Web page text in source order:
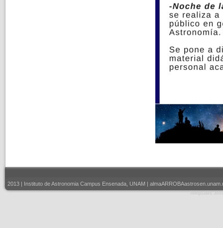
2013 | Instituto de Astronomia Campus Ensenada, UNAM |
Templates